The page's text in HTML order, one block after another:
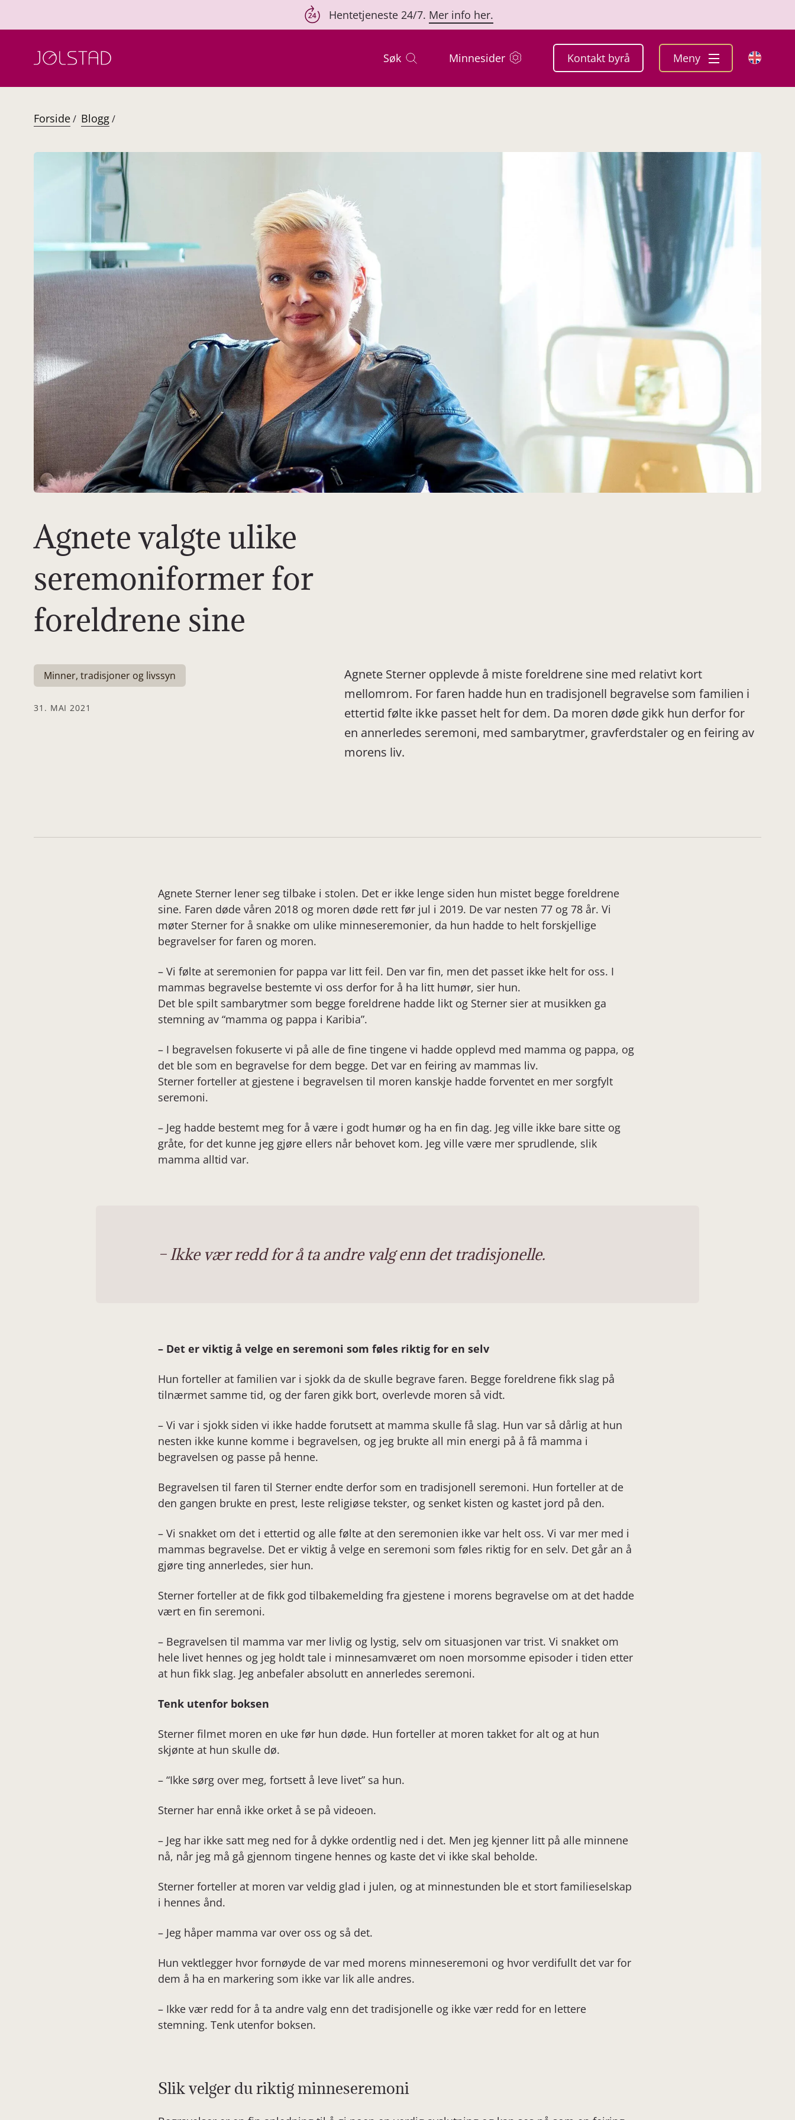
Hentetjeneste 24/7. Mer info her.
Søk Minnesider Kontakt byrå Meny
Forside/ Blogg/
Agnete valgte ulike
seremoniformer for
foreldrene sine
Minner, tradisjoner og livssyn
31. MAI 2021
Agnete Sterner opplevde å miste foreldrene sine med relativt kort
mellomrom. For faren hadde hun en tradisjonell begravelse som familien i
ettertid følte ikke passet helt for dem. Da moren døde gikk hun derfor for
en annerledes seremoni, med sambarytmer, gravferdstaler og en feiring av
morens liv.
Agnete Sterner lener seg tilbake i stolen. Det er ikke lenge siden hun mistet begge foreldrene
sine. Faren døde våren 2018 og moren døde rett før jul i 2019. De var nesten 77 og 78 år. Vi
møter Sterner for å snakke om ulike minneseremonier, da hun hadde to helt forskjellige
begravelser for faren og moren.
– Vi følte at seremonien for pappa var litt feil. Den var fin, men det passet ikke helt for oss. I
mammas begravelse bestemte vi oss derfor for å ha litt humør, sier hun.
Det ble spilt sambarytmer som begge foreldrene hadde likt og Sterner sier at musikken ga
stemning av “mamma og pappa i Karibia”.
– I begravelsen fokuserte vi på alle de fine tingene vi hadde opplevd med mamma og pappa, og
det ble som en begravelse for dem begge. Det var en feiring av mammas liv.
Sterner forteller at gjestene i begravelsen til moren kanskje hadde forventet en mer sorgfylt
seremoni.
– Jeg hadde bestemt meg for å være i godt humør og ha en fin dag. Jeg ville ikke bare sitte og
gråte, for det kunne jeg gjøre ellers når behovet kom. Jeg ville være mer sprudlende, slik
mamma alltid var.
– Ikke vær redd for å ta andre valg enn det tradisjonelle.
– Det er viktig å velge en seremoni som føles riktig for en selv
Hun forteller at familien var i sjokk da de skulle begrave faren. Begge foreldrene fikk slag på
tilnærmet samme tid, og der faren gikk bort, overlevde moren så vidt.
– Vi var i sjokk siden vi ikke hadde forutsett at mamma skulle få slag. Hun var så dårlig at hun
nesten ikke kunne komme i begravelsen, og jeg brukte all min energi på å få mamma i
begravelsen og passe på henne.
Begravelsen til faren til Sterner endte derfor som en tradisjonell seremoni. Hun forteller at de
den gangen brukte en prest, leste religiøse tekster, og senket kisten og kastet jord på den.
– Vi snakket om det i ettertid og alle følte at den seremonien ikke var helt oss. Vi var mer med i
mammas begravelse. Det er viktig å velge en seremoni som føles riktig for en selv. Det går an å
gjøre ting annerledes, sier hun.
Sterner forteller at de fikk god tilbakemelding fra gjestene i morens begravelse om at det hadde
vært en fin seremoni.
– Begravelsen til mamma var mer livlig og lystig, selv om situasjonen var trist. Vi snakket om
hele livet hennes og jeg holdt tale i minnesamværet om noen morsomme episoder i tiden etter
at hun fikk slag. Jeg anbefaler absolutt en annerledes seremoni.
Tenk utenfor boksen
Sterner filmet moren en uke før hun døde. Hun forteller at moren takket for alt og at hun
skjønte at hun skulle dø.
– “Ikke sørg over meg, fortsett å leve livet” sa hun.
Sterner har ennå ikke orket å se på videoen.
– Jeg har ikke satt meg ned for å dykke ordentlig ned i det. Men jeg kjenner litt på alle minnene
nå, når jeg må gå gjennom tingene hennes og kaste det vi ikke skal beholde.
Sterner forteller at moren var veldig glad i julen, og at minnestunden ble et stort familieselskap
i hennes ånd.
– Jeg håper mamma var over oss og så det.
Hun vektlegger hvor fornøyde de var med morens minneseremoni og hvor verdifullt det var for
dem å ha en markering som ikke var lik alle andres.
– Ikke vær redd for å ta andre valg enn det tradisjonelle og ikke vær redd for en lettere
stemning. Tenk utenfor boksen.
Slik velger du riktig minneseremoni